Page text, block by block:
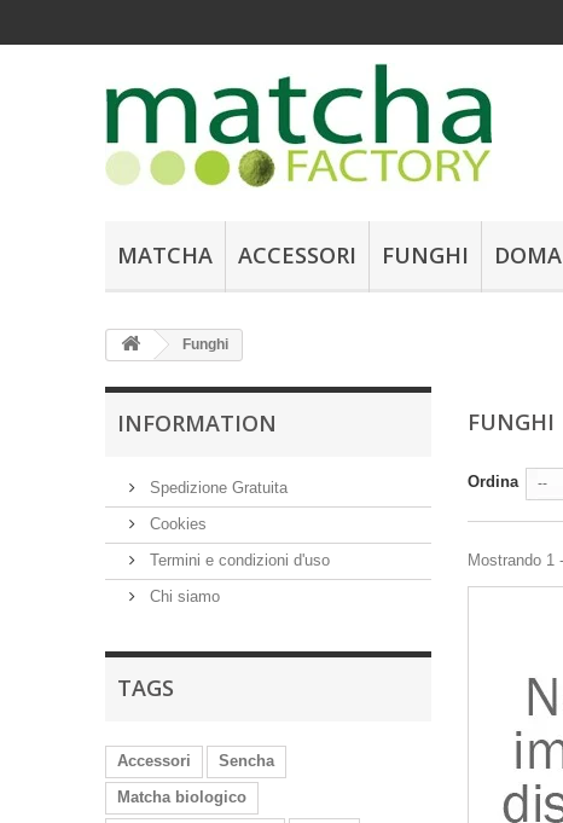
MATCHA ACCESSORI FUNGHI
Funghi
INFORMATION
Spedizione Gratuita
Cookies
Termini e condizioni d'uso
Chi siamo
TAGS
Accessori
Sencha
Matcha biologico
FUNGHI
Ordina --
Mostrando 1